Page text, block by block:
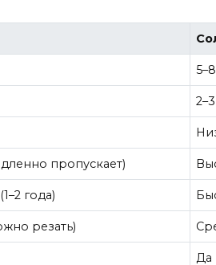
пропускает)
года)
резать)
Да